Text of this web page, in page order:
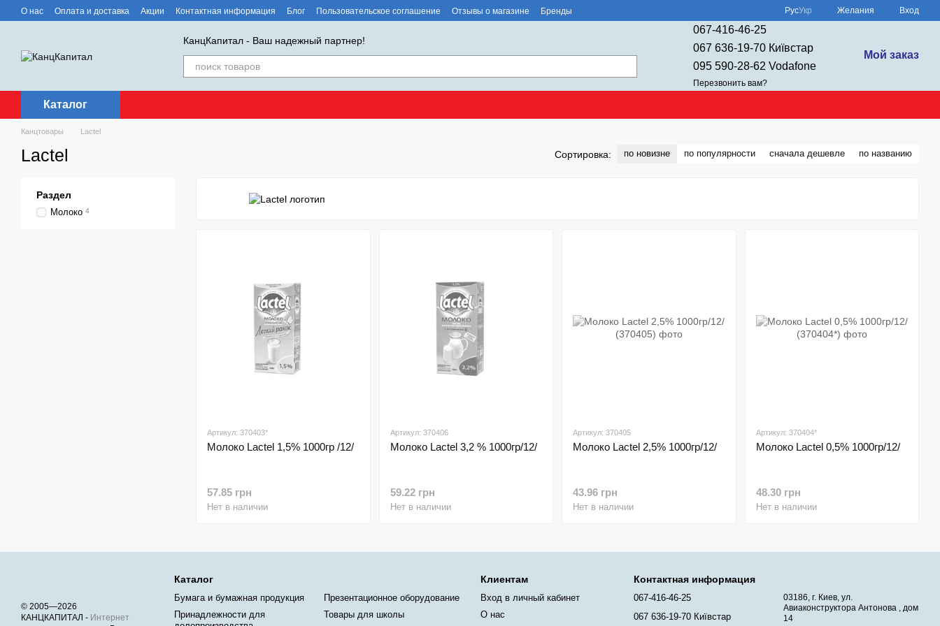
Перейти к основному контенту
О нас Оплата и доставка Акции Контактная информация Блог Пользовательское соглашение Отзывы о магазине Бренды РусУкр Желания Вход
КанцКапитал - Ваш надежный партнер!
067-416-46-25
067 636-19-70 Київстар
095 590-28-62 Vodafone
Перезвонить вам?
Мой заказ
Каталог
Канцтовары Lactel
Lactel Сортировка: по новизне по популярности сначала дешевле по названию
Артикул: 370403*
Молоко Lactel 1,5% 1000гр /12/
57.85 грн
Нет в наличии
Артикул: 370406
Молоко Lactel 3,2 % 1000гр/12/
59.22 грн
Нет в наличии
Артикул: 370405
Молоко Lactel 2,5% 1000гр/12/
43.96 грн
Нет в наличии
Артикул: 370404*
Молоко Lactel 0,5% 1000гр/12/
48.30 грн
Нет в наличии
Раздел
Молоко 4
© 2005—2026
КАНЦКАПИТАЛ - Интернет
Каталог
Бумага и бумажная продукция
Принадлежности для
Презентационное оборудование
Товары для школы
Клиентам
Вход в личный кабинет
О нас
Контактная информация
067-416-46-25
067 636-19-70 Київстар
03186, г. Киев, ул.
Авиаконструктора Антонова , дом
14